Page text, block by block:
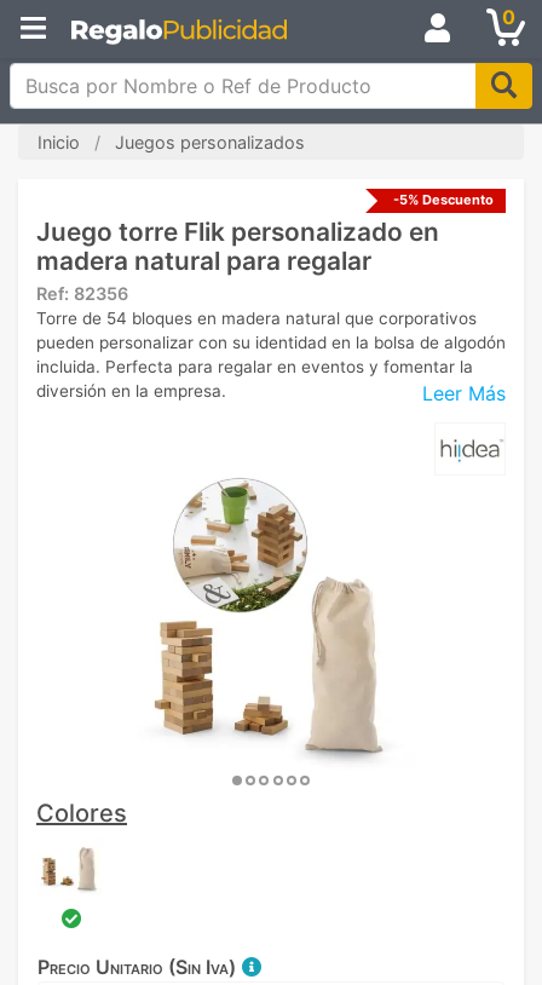
0
Busca por Nombre o Ref de Producto
Inicio Juegos personalizados
-5% Descuento
Juego torre Flik personalizado en
madera natural para regalar
Ref: 82356
Leer Más
Torre de 54 bloques en madera natural que corporativos
pueden personalizar con su identidad en la bolsa de algodón
incluida. Perfecta para regalar en eventos y fomentar la
diversión en la empresa.
Colores
Precio Unitario (Sin Iva)